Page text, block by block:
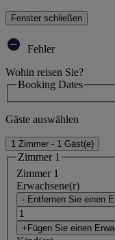
Fenster schließen
Fehler
Wohin reisen Sie?
Booking Dates
Gäste auswählen
1 Zimmer - 1 Gäst(e)
Zimmer 1
Zimmer 1
Erwachsene(r)
- Entfernen Sie einen
+Fügen Sie einen